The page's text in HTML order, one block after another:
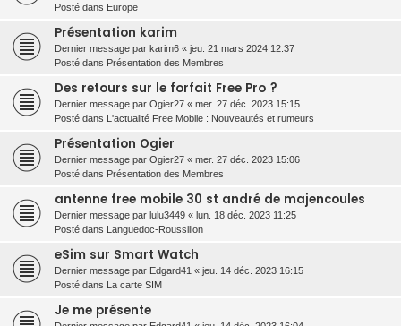
Posté dans Europe
Présentation karim
Dernier message par karim6 « jeu. 21 mars 2024 12:37
Posté dans Présentation des Membres
Des retours sur le forfait Free Pro ?
Dernier message par Ogier27 « mer. 27 déc. 2023 15:15
Posté dans L'actualité Free Mobile : Nouveautés et rumeurs
Présentation Ogier
Dernier message par Ogier27 « mer. 27 déc. 2023 15:06
Posté dans Présentation des Membres
antenne free mobile 30 st andré de majencoules
Dernier message par lulu3449 « lun. 18 déc. 2023 11:25
Posté dans Languedoc-Roussillon
eSim sur Smart Watch
Dernier message par Edgard41 « jeu. 14 déc. 2023 16:15
Posté dans La carte SIM
Je me présente